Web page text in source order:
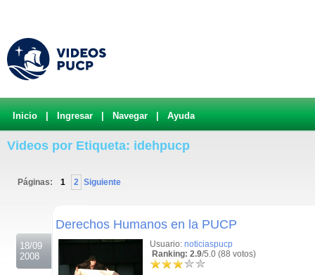
Inicio Ingresar Navegar Ayuda
Videos por Etiqueta: idehpucp
Páginas: 1 2 Siguiente
18/09
2008
Derechos Humanos en la PUCP
Usuario: noticiaspucp
Ranking: 2.9/5.0 (88 votos)